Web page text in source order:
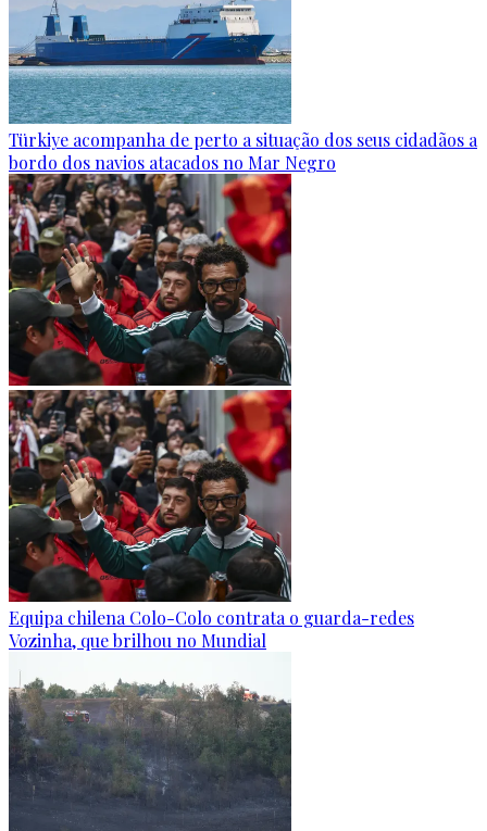
Türkiye acompanha de perto a situação dos seus cidadãos a
bordo dos navios atacados no Mar Negro
Equipa chilena Colo-Colo contrata o guarda-redes
Vozinha, que brilhou no Mundial